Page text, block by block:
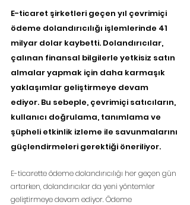
E-ticaret şirketleri geçen yıl çevrimiçi
ödeme dolandırıcılığı işlemlerinde 41
milyar dolar kaybetti. Dolandırıcılar,
çalınan finansal bilgilerle yetkisiz satın
almalar yapmak için daha karmaşık
yaklaşımlar geliştirmeye devam
ediyor. Bu sebeple, çevrimiçi satıcıların,
kullanıcı doğrulama, tanımlama ve
şüpheli etkinlik izleme ile savunmalarını
güçlendirmeleri gerektiği öneriliyor.
E-ticarette ödeme dolandırıcılığı her geçen gün
artarken, dolandırıcılar da yeni yöntemler
geliştirmeye devam ediyor. Ödeme